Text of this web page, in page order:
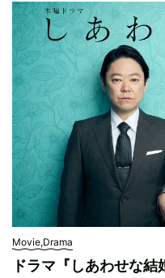
Movie,Drama
ドラマ『しあわせな